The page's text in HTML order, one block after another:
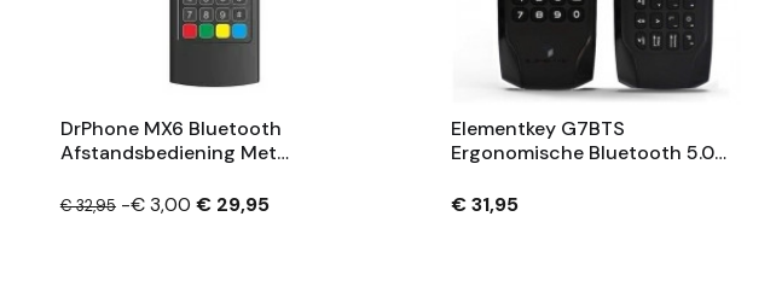
DrPhone MX6 Bluetooth
Afstandsbediening Met
Programmeerbare Toetsen -
€ 32,95 -€ 3,00 € 29,95
Elementkey G7BTS
Ergonomische Bluetooth 5.0
Verlichting En Ingebouwde
€ 31,95